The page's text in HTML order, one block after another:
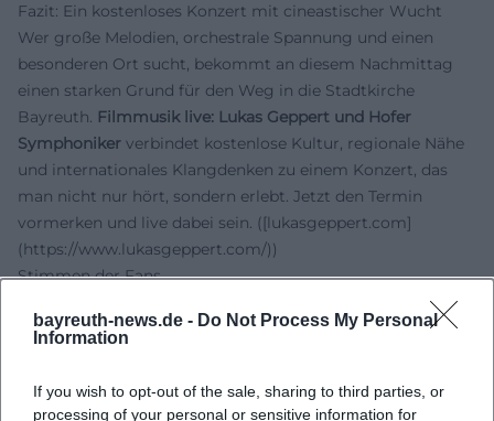
bayreuth-news.de - Do Not Process My Personal
Information
If you wish to opt-out of the sale, sharing to third parties, or
processing of your personal or sensitive information for
Fazit: Ein kostenloses Konzert mit cineastischer Wucht
Wer große Melodien, orchestrale Spannung und einen
besonderen Ort sucht, bekommt an diesem Nachmittag
einen starken Grund für den Weg in die Stadtkirche
Bayreuth. Filmmusik live: Lukas Geppert und Hofer
Symphoniker verbindet kostenlose Kultur, regionale Nähe
und internationales Klangdenken zu einem Konzert, das
man nicht nur hört, sondern erlebt. Jetzt den Termin
vormerken und live dabei sein. ([lukasgeppert.com]
(https://www.lukasgeppert.com/))
Stimmen der Fans
Zu diesem Konzert sind keine verifizierten öffentlichen Fan-
Kommentare aus Social Media belegt. Daher entfällt dieser
Offizielle Kanäle von Lukas Geppert:
Instagram: